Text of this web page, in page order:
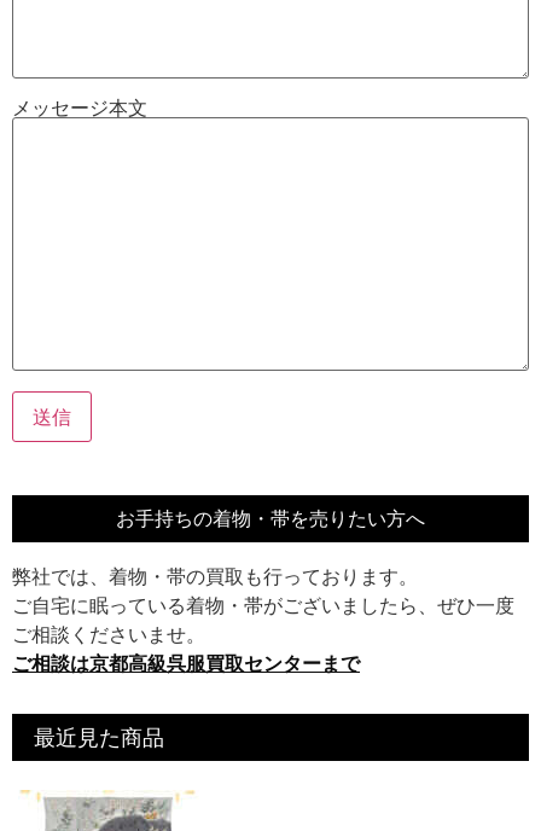
メッセージ本文
お手持ちの着物・帯を売りたい方へ
弊社では、着物・帯の買取も行っております。
ご自宅に眠っている着物・帯がございましたら、ぜひ一度
ご相談くださいませ。
ご相談は京都高級呉服買取センターまで
最近見た商品